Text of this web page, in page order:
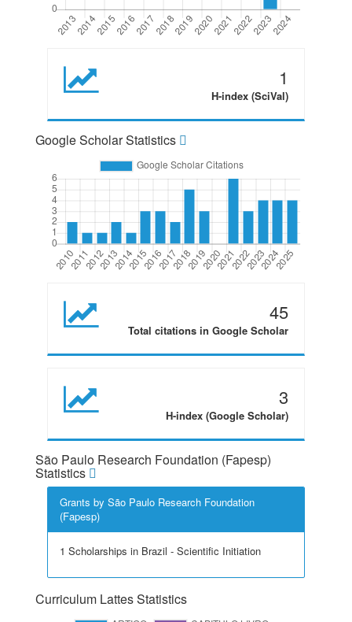
1
H-index (SciVal)
Google Scholar Statistics
45
Total citations in Google Scholar
3
H-index (Google Scholar)
São Paulo Research Foundation (Fapesp)
Statistics
Grants by São Paulo Research Foundation
(Fapesp)
1 Scholarships in Brazil - Scientific Initiation
Curriculum Lattes Statistics